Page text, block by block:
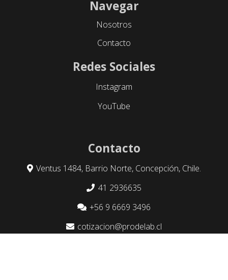
Navegar
Nosotros
Contacto
Redes Sociales
Instagram
YouTube
Contacto
Ventus 1484, Barrio Norte, Concepción, Chile.
41 2936635
+56 9 6669 3496
cotizacion@prodelab.cl